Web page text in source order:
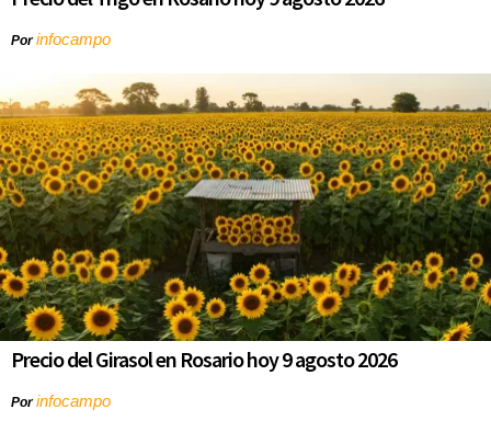
Porinfocampo
Precio del Girasol en Rosario hoy 9 agosto 2026
Porinfocampo